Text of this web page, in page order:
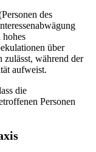
des
hohes
über
zulässt, während der
aufweist.
die
Personen